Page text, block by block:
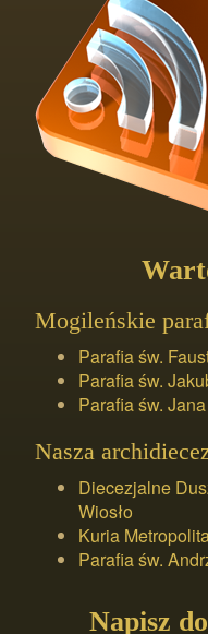
Mogileńskie
Parafia św.
Parafia św.
Parafia św.
Nasza
Diecezjalne
Wiosło
Kuria
Parafia św.
Napisz